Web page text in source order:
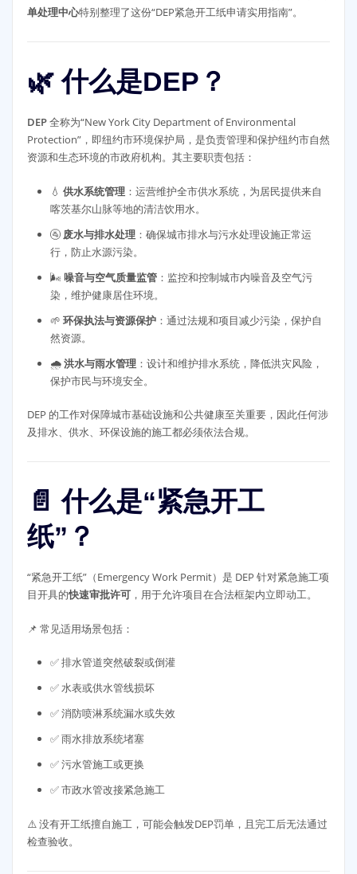
单处理中心特别整理了这份“DEP紧急开工纸申请实用指南”。
🌿 什么是DEP？
DEP全称为“New York City Department of Environmental
Protection”，即纽约市环境保护局，是负责管理和保护纽约市自然
资源和生态环境的市政府机构。其主要职责包括：
💧供水系统管理 ：运营维护全市供水系统，为居民提供来自
喀茨基尔山脉等地的清洁饮用水。
🚰 废水与排水处理 ：确保城市排水与污水处理设施正常运
行，防止水源污染。
🌬️噪音与空气质量监管 ：监控和控制城市内噪音及空气污
染，维护健康居住环境。
🌱环保执法与资源保护 ：通过法规和项目减少污染，保护自
然资源。
🌧️洪水与雨水管理 ：设计和维护排水系统，降低洪灾风险，
保护市民与环境安全。
DEP 的工作对保障城市基础设施和公共健康至关重要，因此任何涉
及排水、供水、环保设施的施工都必须依法合规。
📄 什么是“紧急开工
纸”？
“紧急开工纸”（Emergency Work Permit）是 DEP 针对紧急施工项
目开具的快速审批许可，用于允许项目在合法框架内立即动工。
📌 常见适用场景包括：
✅ 排水管道突然破裂或倒灌
✅ 水表或供水管线损坏
✅ 消防喷淋系统漏水或失效
✅ 雨水排放系统堵塞
✅ 污水管施工或更换
✅ 市政水管改接紧急施工
⚠️ 没有开工纸擅自施工，可能会触发DEP罚单，且完工后无法通过
检查验收。